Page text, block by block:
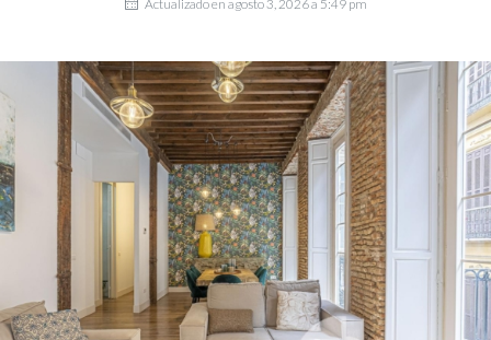
Actualizado en agosto 3, 2026 a 5:49 pm